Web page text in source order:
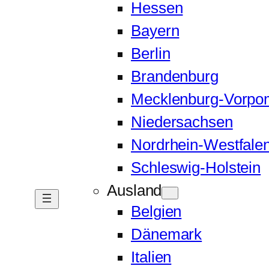
Hessen
Bayern
Berlin
Brandenburg
Mecklenburg-
Niedersachsen
Nordrhein-
Schleswig-Holstein
Ausland
Belgien
Dänemark
Italien